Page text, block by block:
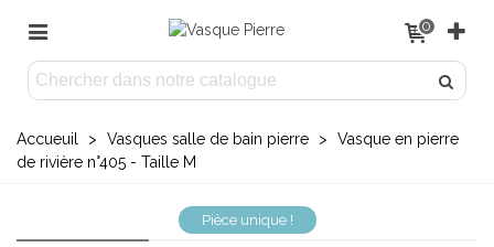
0
Accueuil > Vasques salle de bain pierre >
Vasque en pierre
de rivière n°405 - Taille M
Pièce unique !